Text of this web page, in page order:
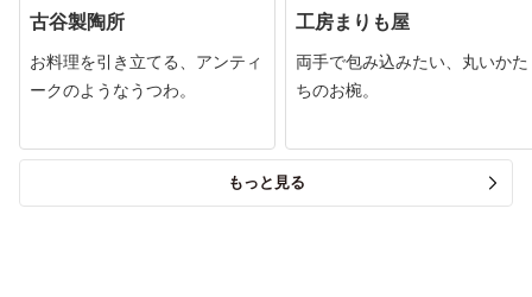
古谷製陶所
お料理を引き立てる、アンティ
ークのようなうつわ。
工房まりも屋
両手で包み込みたい、丸いかた
ちのお椀。
もっと見る